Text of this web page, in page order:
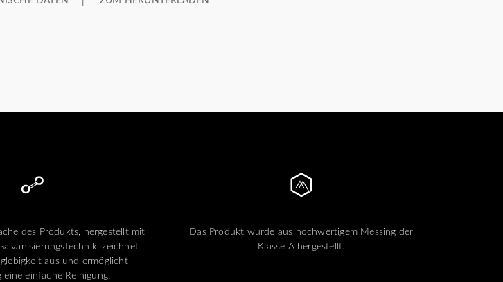
des Produkts, hergestellt mit
zeichnet
aus und ermöglicht
eine einfache Reinigung.
Das Produkt wurde aus hochwertigem Messing der
Klasse A hergestellt.